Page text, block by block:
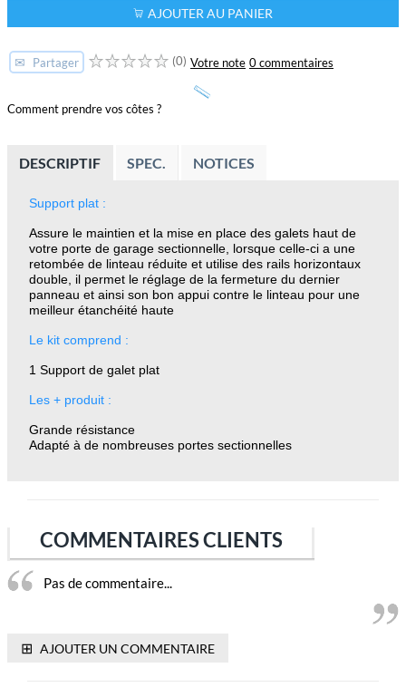
AJOUTER AU PANIER
✉ Partager (0) Votre note 0 commentaires
Comment prendre vos côtes ?
DESCRIPTIF SPEC. NOTICES
Support plat :
Assure le maintien et la mise en place des galets haut de
votre porte de garage sectionnelle, lorsque celle-ci a une
retombée de linteau réduite et utilise des rails horizontaux
double, il permet le réglage de la fermeture du dernier
panneau et ainsi son bon appui contre le linteau pour une
meilleur étanchéité haute
Le kit comprend :
1 Support de galet plat
Les + produit :
Grande résistance
Adapté à de nombreuses portes sectionnelles
COMMENTAIRES CLIENTS
Pas de commentaire...
⊞ AJOUTER UN COMMENTAIRE